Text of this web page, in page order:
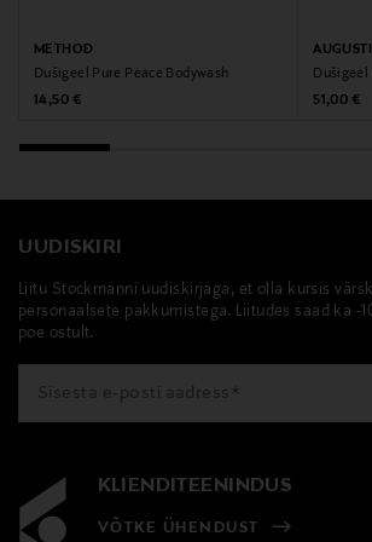
BELGIA
Valmistaja tootenumber
4006265
Tootja
Eettinen Luksus oy
Tootja aadress
Vilhonvuorenkatu 12, 00500 Helsinki,
Digitaalne aadress
Märksõnad
method, kehaseep, kehapuhastus, wind
METHOD
Dušigeel Pure Peace Bodywash
Original Price
14,50 €
Dušigeel
Original
51,00 €
UUDISKIRI
Liitu Stockmanni uudiskirjaga, et olla kursis
personaalsete pakkumistega. Liitudes saad ka -
poe ostult.
KLIENDITEENINDUS
VÕTKE ÜHENDUST